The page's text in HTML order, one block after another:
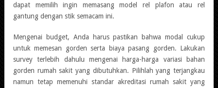
dapat memilih ingin memasang model rel plafon atau rel
gantung dengan stik semacam ini.
Mengenai budget, Anda harus pastikan bahwa modal cukup
untuk memesan gorden serta biaya pasang gorden. Lakukan
survey terlebih dahulu mengenai harga-harga variasi bahan
gorden rumah sakit yang dibutuhkan. Pilihlah yang terjangkau
namun tetap memenuhi standar akreditasi rumah sakit yang